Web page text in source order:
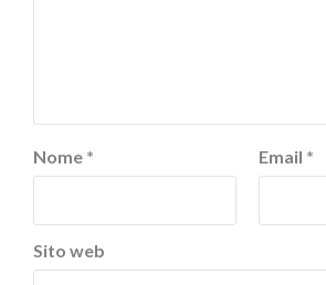
Nome * Email *
Sito web